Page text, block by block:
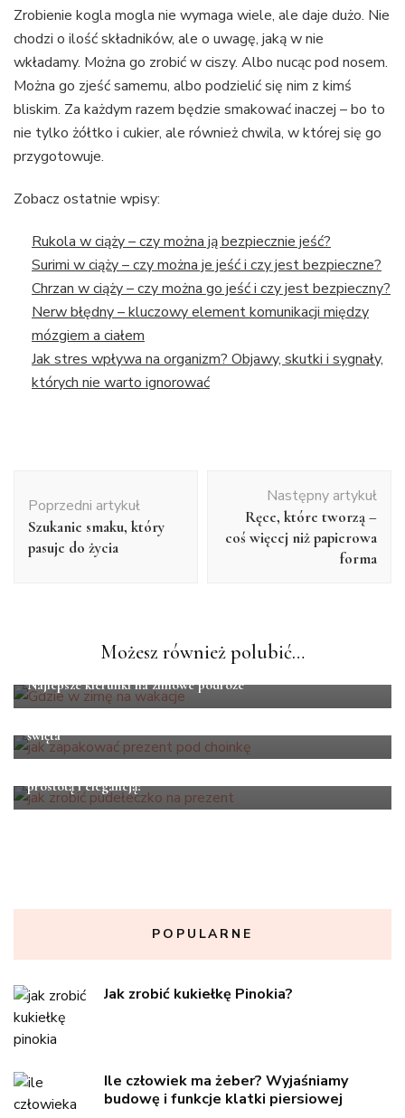
Zrobienie kogla mogla nie wymaga wiele, ale daje dużo. Nie
chodzi o ilość składników, ale o uwagę, jaką w nie
wkładamy. Można go zrobić w ciszy. Albo nucąc pod nosem.
Można go zjeść samemu, albo podzielić się nim z kimś
bliskim. Za każdym razem będzie smakować inaczej – bo to
nie tylko żółtko i cukier, ale również chwila, w której się go
przygotowuje.
Zobacz ostatnie wpisy:
Rukola w ciąży – czy można ją bezpiecznie jeść?
Surimi w ciąży – czy można je jeść i czy jest bezpieczne?
Chrzan w ciąży – czy można go jeść i czy jest bezpieczny?
Nerw błędny – kluczowy element komunikacji między
mózgiem a ciałem
Jak stres wpływa na organizm? Objawy, skutki i sygnały,
których nie warto ignorować
wpisu
Poprzedni artykuł
Szukanie smaku, który
pasuje do życia
Następny artykuł
Ręce, które tworzą –
coś więcej niż papierowa
forma
Możesz również polubić…
Najlepsze kierunki na zimowe podróże
LIFESTYLE
święta
LIFESTYLE
prostotą i elegancją?
POPULARNE
Jak zrobić kukiełkę Pinokia?
Ile człowiek ma żeber? Wyjaśniamy
budowę i funkcje klatki piersiowej